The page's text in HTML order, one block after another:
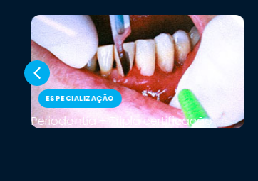
ESPECIALIZAÇÃO
Periodontia + Tripla certificação